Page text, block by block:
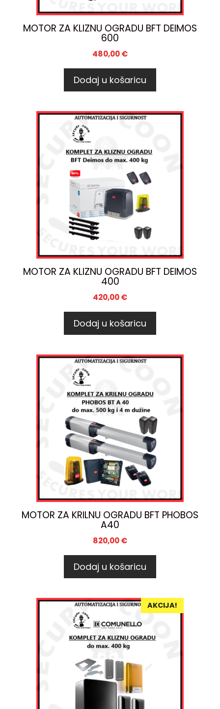
MOTOR ZA KLIZNU OGRADU BFT DEIMOS
600
480,00€
Dodaj u košaricu
MOTOR ZA KLIZNU OGRADU BFT DEIMOS
400
420,00€
Dodaj u košaricu
MOTOR ZA KRILNU OGRADU BFT PHOBOS
A40
820,00€
Dodaj u košaricu
AKCIJA!